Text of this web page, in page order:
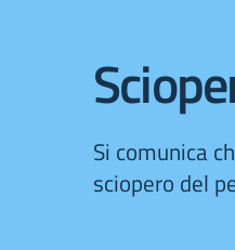
Si comunica
sciopero del